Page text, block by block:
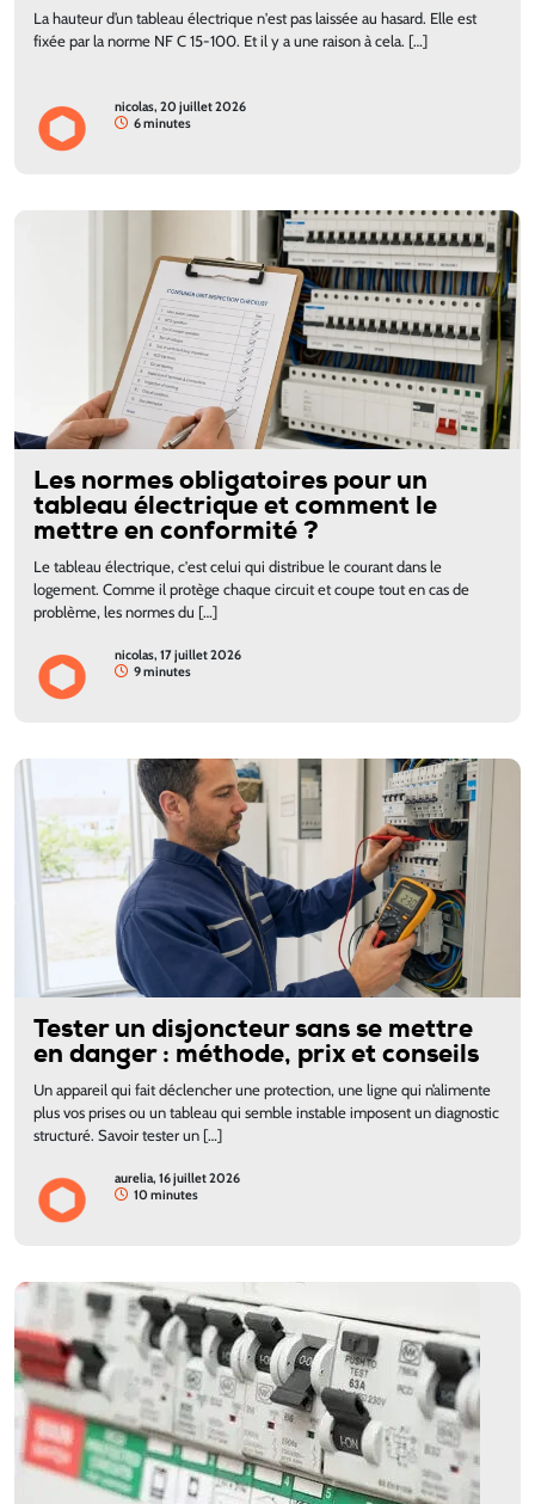
La hauteur d’un tableau électrique n'est pas laissée au hasard. Elle est
fixée par la norme NF C 15-100. Et il y a une raison à cela. […]
nicolas, 20 juillet 2026
6 minutes
Les normes obligatoires pour un
tableau électrique et comment le
mettre en conformité ?
Le tableau électrique, c'est celui qui distribue le courant dans le
logement. Comme il protège chaque circuit et coupe tout en cas de
problème, les normes du […]
nicolas, 17 juillet 2026
9 minutes
Tester un disjoncteur sans se mettre
en danger : méthode, prix et conseils
Un appareil qui fait déclencher une protection, une ligne qui n’alimente
plus vos prises ou un tableau qui semble instable imposent un diagnostic
structuré. Savoir tester un […]
aurelia, 16 juillet 2026
10 minutes